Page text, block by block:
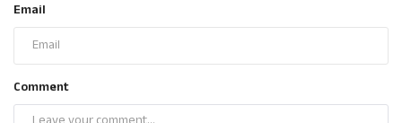
Email
Comment